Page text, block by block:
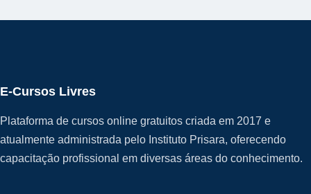
E-Cursos Livres
Plataforma de cursos online gratuitos criada em 2017 e
atualmente administrada pelo Instituto Prisara, oferecendo
capacitação profissional em diversas áreas do conhecimento.